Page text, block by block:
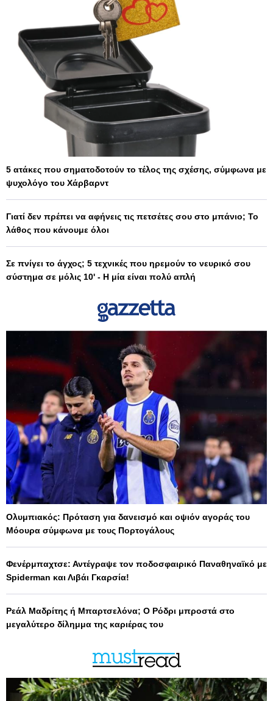
5 ατάκες που σηματοδοτούν το τέλος της σχέσης, σύμφωνα με
ψυχολόγο του Χάρβαρντ
Γιατί δεν πρέπει να αφήνεις τις πετσέτες σου στο μπάνιο; Το
λάθος που κάνουμε όλοι
Σε πνίγει το άγχος; 5 τεχνικές που ηρεμούν το νευρικό σου
σύστημα σε μόλις 10' - Η μία είναι πολύ απλή
Ολυμπιακός: Πρόταση για δανεισμό και οψιόν αγοράς του
Μόουρα σύμφωνα με τους Πορτογάλους
Φενέρμπαχτσε: Αντέγραψε τον ποδοσφαιρικό Παναθηναϊκό με
Spiderman και Λιβάι Γκαρσία!
Ρεάλ Μαδρίτης ή Μπαρτσελόνα; Ο Ρόδρι μπροστά στο
μεγαλύτερο δίλημμα της καριέρας του